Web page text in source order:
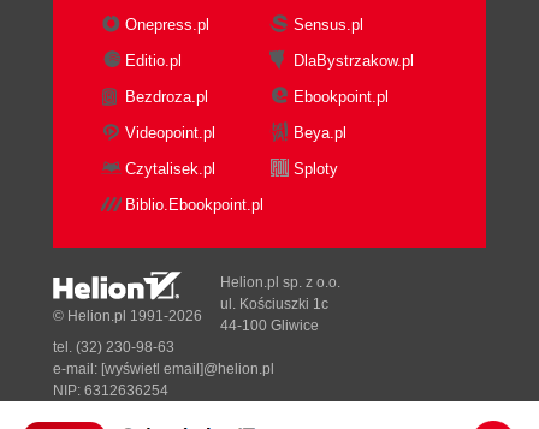
Onepress.pl
Sensus.pl
Editio.pl
DlaBystrzakow.pl
Bezdroza.pl
Ebookpoint.pl
Videopoint.pl
Beya.pl
Czytalisek.pl
Sploty
Biblio.Ebookpoint.pl
© Helion.pl 1991-2026
Helion.pl sp. z o.o.
ul. Kościuszki 1c
44-100 Gliwice
tel. (32) 230-98-63
e-mail: [wyświetl email]@helion.pl
NIP: 6312636254